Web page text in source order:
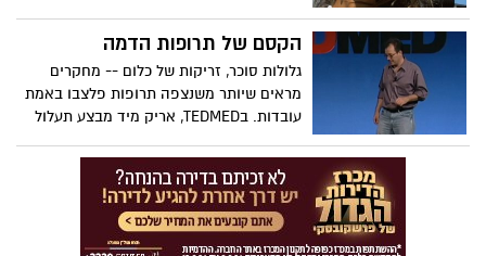
על הנושא.
הקסם של תרופות הדמה
גלולות סוכר, זריקות של כלום -- מחקרים
מראים שיותר משנצפה תרופות פלצבו באמת
עובדות. בTEDMED, אריק מיד מבצע תעלול
אמיתי, עדיין תוכלו להגיב אליו בעוצמה.
(אזהרה: שיחה זו אינה מתאימה לצופים אשר
מחטים או דם מפריעים להם.)